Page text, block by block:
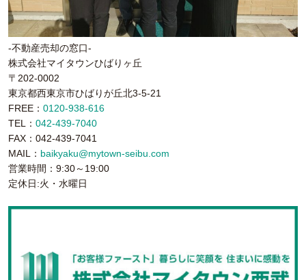
-不動産売却の窓口-
株式会社マイタウンひばりヶ丘
〒202-0002
東京都西東京市ひばりが丘北3-5-21
FREE： 0120-938-616
TEL： 042-439-7040
FAX：042-439-7041
MAIL： baikyaku@mytown-seibu.com
営業時間：9:30～19:00
定休日:火・水曜日